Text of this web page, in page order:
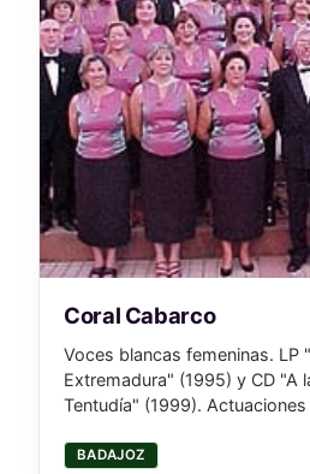
Coral Cabarco
Voces blancas femeninas. LP
Extremadura" (1995) y CD "A
Tentudía" (1999). Actuaciones
BADAJOZ